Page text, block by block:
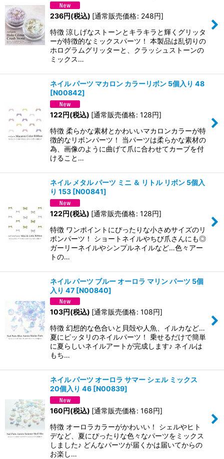
236円(税込) [通常販売価格: 248円]
特徴 涼しげなストーンとキラキラと輝くグリッタ
ーが特徴的なミックスパーツ！ 本製品は乱切りの
ホログラムグリッターと、クラッシュストーンの
ミックス…
ネイル パーツ マカロン カラーリボン 5個入り 48
[N00842]
122円(税込) [通常販売価格: 128円]
特徴 柔らかな素材とかわいいマカロンカラーが特
徴的なリボンパーツ！ 当パーツは柔らかな素材の
為、画像のように曲げて爪に合わせてカーブを付
けること…
ネイル メタル パーツ ミニ ＆ リトル リボン 5個入
り 153 [N00841]
122円(税込) [通常販売価格: 128円]
特徴 ワンポイントにぴったりな小さめサイズのリ
ボンパーツ！ ショートネイルやちび爪さんにも◎
ガーリーネイルやシンプルネイルなど…色々アー
トの…
ネイル パーツ ブルー オーロラ マリン パーツ 5個
入り 47 [N00840]
103円(税込) [通常販売価格: 108円]
特徴 幻想的な色合いと貝殻や人魚、イルカなど…
夏にピッタリのネイルパーツ！ 乗せるだけで簡単
に夏らしいネイルアートが完成します♪ ネイルは
もち…
ネイル パーツ オーロラ サマー シェル ミックス
20個入り 46 [N00839]
160円(税込) [通常販売価格: 168円]
特徴 オーロラカラーがかわいい！ シェルやヒト
デなど、夏にぴったりな色々なパーツをミックス
しました♪ どんなパーツが届くかは届いてからの
お楽し…